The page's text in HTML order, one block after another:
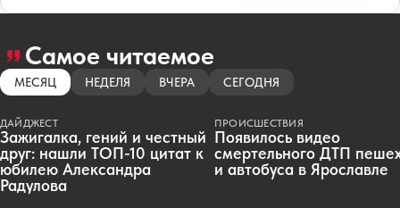
Самое читаемое
МЕСЯЦ НЕДЕЛЯ ВЧЕРА СЕГОДНЯ
ДАЙДЖЕСТ
Зажигалка, гений и честный
друг: нашли ТОП-10 цитат к
юбилею Александра
Радулова
ПРОИСШЕСТВИЯ
Появилось видео
смертельного ДТП
и автобуса в Ярославле